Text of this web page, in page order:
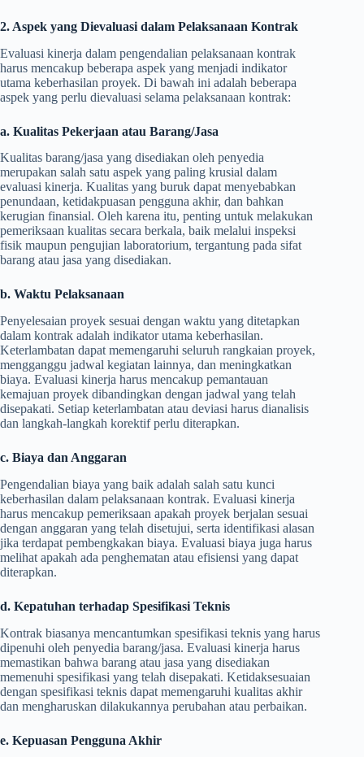
2. Aspek yang Dievaluasi dalam Pelaksanaan Kontrak
Evaluasi kinerja dalam pengendalian pelaksanaan kontrak
harus mencakup beberapa aspek yang menjadi indikator
utama keberhasilan proyek. Di bawah ini adalah beberapa
aspek yang perlu dievaluasi selama pelaksanaan kontrak:
a. Kualitas Pekerjaan atau Barang/Jasa
Kualitas barang/jasa yang disediakan oleh penyedia
merupakan salah satu aspek yang paling krusial dalam
evaluasi kinerja. Kualitas yang buruk dapat menyebabkan
penundaan, ketidakpuasan pengguna akhir, dan bahkan
kerugian finansial. Oleh karena itu, penting untuk melakukan
pemeriksaan kualitas secara berkala, baik melalui inspeksi
fisik maupun pengujian laboratorium, tergantung pada sifat
barang atau jasa yang disediakan.
b. Waktu Pelaksanaan
Penyelesaian proyek sesuai dengan waktu yang ditetapkan
dalam kontrak adalah indikator utama keberhasilan.
Keterlambatan dapat memengaruhi seluruh rangkaian proyek,
mengganggu jadwal kegiatan lainnya, dan meningkatkan
biaya. Evaluasi kinerja harus mencakup pemantauan
kemajuan proyek dibandingkan dengan jadwal yang telah
disepakati. Setiap keterlambatan atau deviasi harus dianalisis
dan langkah-langkah korektif perlu diterapkan.
c. Biaya dan Anggaran
Pengendalian biaya yang baik adalah salah satu kunci
keberhasilan dalam pelaksanaan kontrak. Evaluasi kinerja
harus mencakup pemeriksaan apakah proyek berjalan sesuai
dengan anggaran yang telah disetujui, serta identifikasi alasan
jika terdapat pembengkakan biaya. Evaluasi biaya juga harus
melihat apakah ada penghematan atau efisiensi yang dapat
diterapkan.
d. Kepatuhan terhadap Spesifikasi Teknis
Kontrak biasanya mencantumkan spesifikasi teknis yang harus
dipenuhi oleh penyedia barang/jasa. Evaluasi kinerja harus
memastikan bahwa barang atau jasa yang disediakan
memenuhi spesifikasi yang telah disepakati. Ketidaksesuaian
dengan spesifikasi teknis dapat memengaruhi kualitas akhir
dan mengharuskan dilakukannya perubahan atau perbaikan.
e. Kepuasan Pengguna Akhir